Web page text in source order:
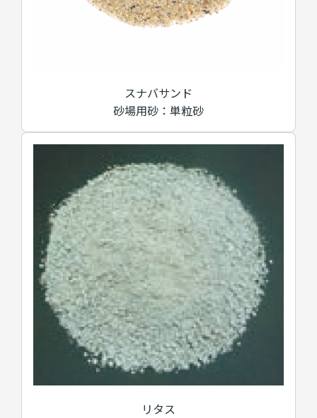
スナバサンド
砂場用砂：単粒砂
リタス